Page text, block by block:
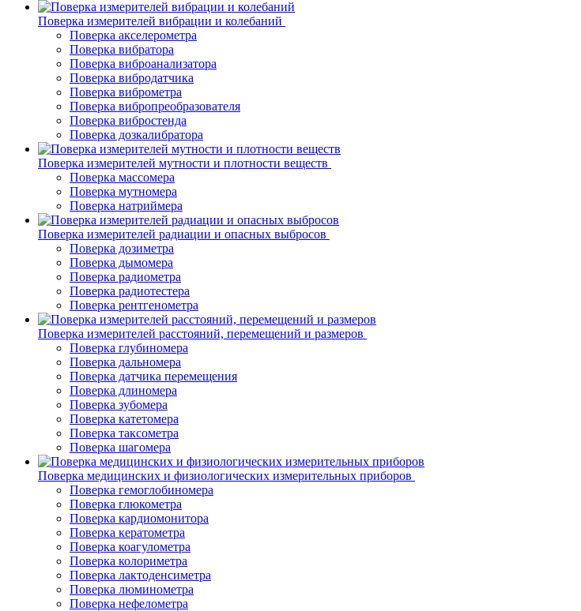
Поверка измерителей вибрации и колебаний
Поверка акселерометра
Поверка вибратора
Поверка виброанализатора
Поверка вибродатчика
Поверка виброметра
Поверка вибропреобразователя
Поверка вибростенда
Поверка дозкалибратора
Поверка измерителей мутности и плотности веществ
Поверка массомера
Поверка мутномера
Поверка натриймера
Поверка измерителей радиации и опасных выбросов
Поверка дозиметра
Поверка дымомера
Поверка радиометра
Поверка радиотестера
Поверка рентгенометра
Поверка измерителей расстояний, перемещений и размеров
Поверка глубиномера
Поверка дальномера
Поверка датчика перемещения
Поверка длиномера
Поверка зубомера
Поверка катетомера
Поверка таксометра
Поверка шагомера
Поверка медицинских и физиологических измерительных приборов
Поверка гемоглобиномера
Поверка глюкометра
Поверка кардиомонитора
Поверка кератометра
Поверка коагулометра
Поверка колориметра
Поверка лактоденсиметра
Поверка люминометра
Поверка нефелометра